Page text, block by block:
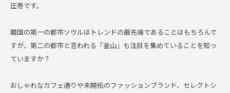
圧巻です。
韓国の第一の都市ソウルはトレンドの最先端であることはもちろんで
すが、第二の都市と言われる「釜山」も注目を集めていることを知っ
ていますか？
おしゃれなカフェ通りや未開拓のファッションブランド、セレクトシ